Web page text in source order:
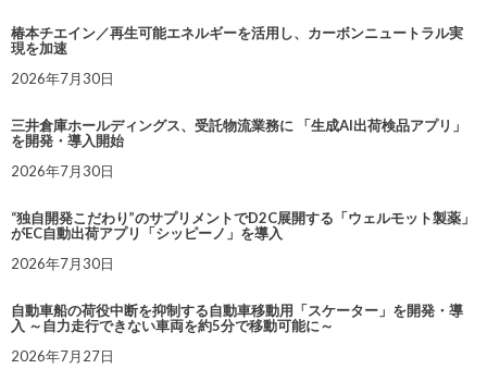
椿本チエイン／再生可能エネルギーを活用し、カーボンニュートラル実
現を加速
2026年7月30日
三井倉庫ホールディングス、受託物流業務に 「生成AI出荷検品アプリ」
を開発・導入開始
2026年7月30日
“独自開発こだわり”のサプリメントでD2C展開する「ウェルモット製薬」
がEC自動出荷アプリ「シッピーノ」を導入
2026年7月30日
自動車船の荷役中断を抑制する自動車移動用「スケーター」を開発・導
入 ～自力走行できない車両を約5分で移動可能に～
2026年7月27日